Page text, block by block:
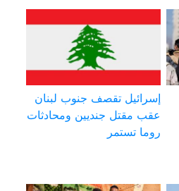
إسرائيل تقصف جنوب لبنان
عقب مقتل جنديين ومحادثات
روما تستمر